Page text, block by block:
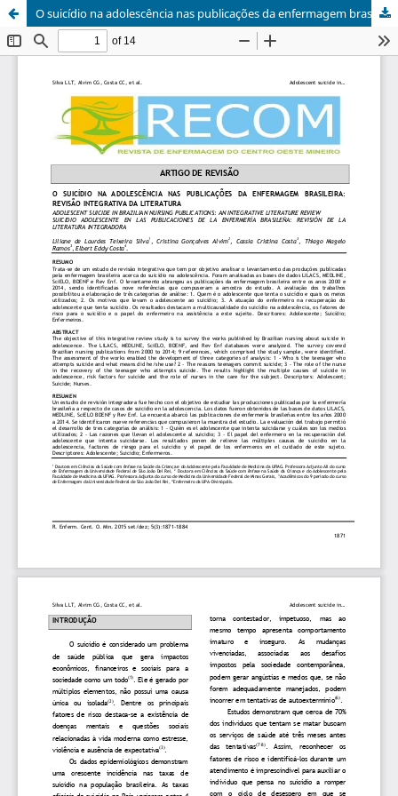
O suicídio na adolescência nas publicações da enfermagem brasileira: revisão integrativa da literatura